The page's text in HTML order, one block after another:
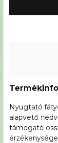
Nyugtató
alapvető
támogató